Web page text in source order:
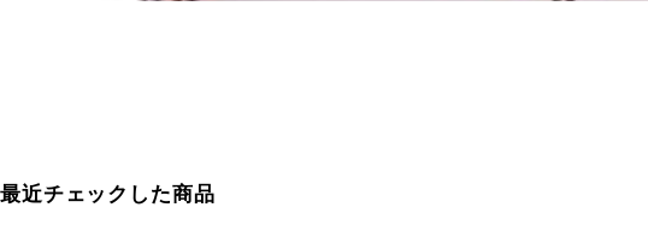
最近チェックした商品